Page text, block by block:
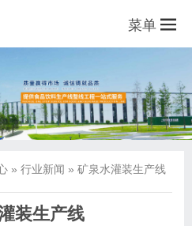
菜单
» 行业新闻 » 矿泉水灌装生产线
装生产线